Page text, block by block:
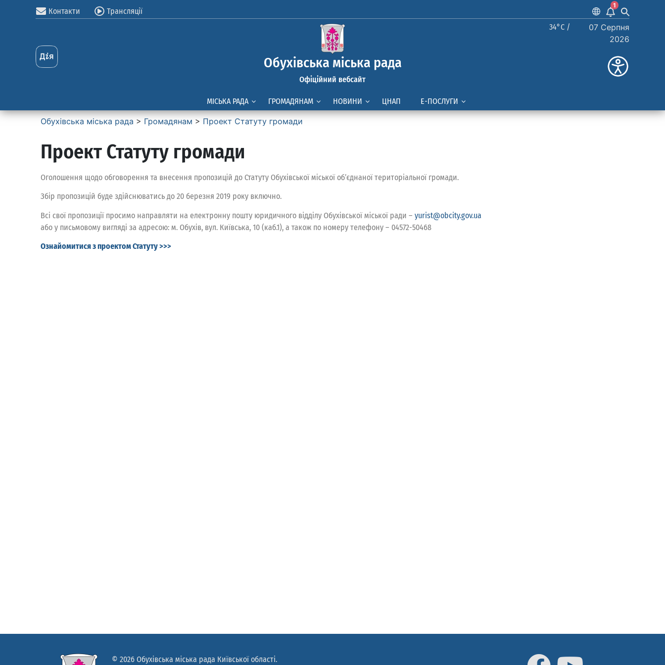
Контакти Трансляції
1
Обухівська міська рада
Офіційний вебсайт
34°C /
07 Серпня
2026
МІСЬКА РАДА ГРОМАДЯНАМ НОВИНИ ЦНАП Е-ПОСЛУГИ
Обухівська міська рада > Громадянам > Проект Статуту громади
Проект Статуту громади
Оголошення щодо обговорення та внесення пропозицій до Статуту Обухівської міської об’єднаної територіальної громади.
Збір пропозицій буде здійснюватись до 20 березня 2019 року включно.
Всі свої пропозиції просимо направляти на електронну пошту юридичного відділу Обухівської міської ради – yurist@obcity.gov.ua
або у письмовому вигляді за адресою: м. Обухів, вул. Київська, 10 (каб.1), а також по номеру телефону – 04572-50468
Ознайомитися з проектом Статуту >>>
© 2026 Обухівська міська рада Київської області.